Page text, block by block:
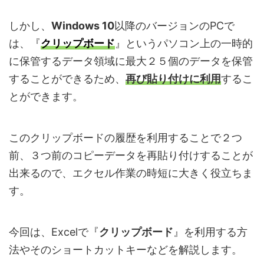
しかし、 Windows 10以降のバージョンのPCで
は、『クリップボード』というパソコン上の一時的
に保管するデータ領域に最大２５個のデータを保管
することができるため、 再び貼り付けに利用するこ
とができます。
このクリップボードの履歴を利用することで２つ
前、３つ前のコピーデータを再貼り付けすることが
出来るので、エクセル作業の時短に大きく役立ちま
す。
今回は、Excelで『クリップボード』を利用する方
法やそのショートカットキーなどを解説します。